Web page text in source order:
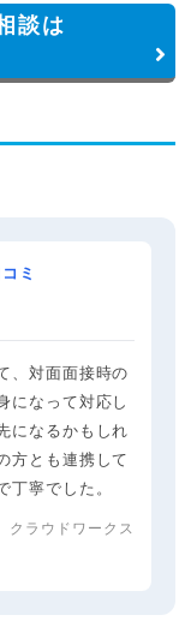
談は
ミ
、対面面接時の
になって対応し
になるかもしれ
方とも連携して
丁寧でした。
クラウドワークス